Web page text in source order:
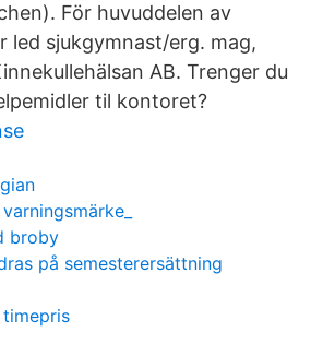
För huvuddelen av
led sjukgymnast/erg. mag,
AB. Trenger du
til kontoret?
broby
på semesterersättning